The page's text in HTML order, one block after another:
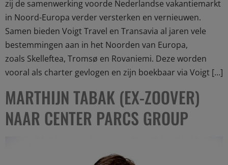
zij de samenwerking voorde Nederlandse vakantiemarkt
in Noord-Europa verder versterken en vernieuwen.
Samen bieden Voigt Travel en Transavia al jaren vele
bestemmingen aan in het Noorden van Europa,
zoals Skelleftea, Tromsø en Rovaniemi. Deze worden
vooral als charter gevlogen en zijn boekbaar via Voigt […]
MARTHIJN TABAK (EX-ZOOVER)
NAAR CENTER PARCS GROUP